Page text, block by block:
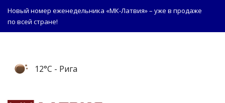
Новый номер еженедельника «МК-Латвия» – уже в продаже
по всей стране!
12°C - Рига